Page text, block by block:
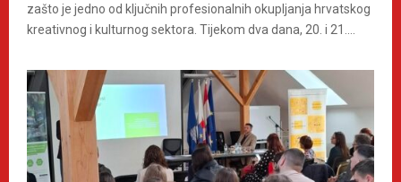
zašto je jedno od ključnih profesionalnih okupljanja hrvatskog
kreativnog i kulturnog sektora. Tijekom dva dana, 20. i 21....